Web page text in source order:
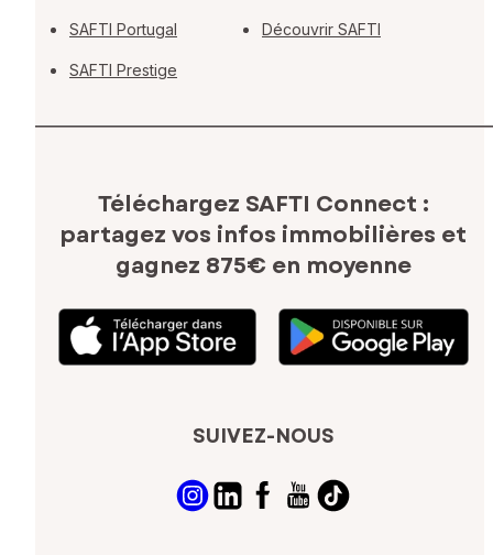
SAFTI Portugal
SAFTI Prestige
Découvrir SAFTI
Téléchargez SAFTI Connect :
partagez vos infos immobilières et
gagnez 875€ en moyenne
SUIVEZ-NOUS